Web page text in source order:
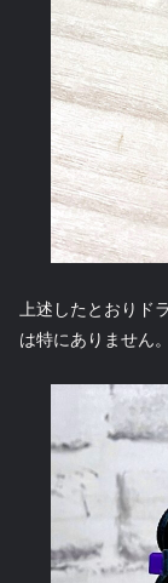
上述したとおりド
は特にありません。